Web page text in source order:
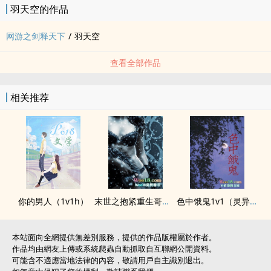
羽天空的作品
网游之剑释天下 / 羽天空
查看全部作品
相关推荐
你的男人（1v1h） 末世之抱紧重生哥哥的大腿（骨科 1v1)） 色中饿鬼1v1（灵异H）
本站面向全網提供無差別服務，提供的作品版權屬於作者。
作品均由網友上傳或系統爬蟲自動抓取自互聯網公開資料。
可能含不適應當地法律的內容，敬請用戶自主識別退出。